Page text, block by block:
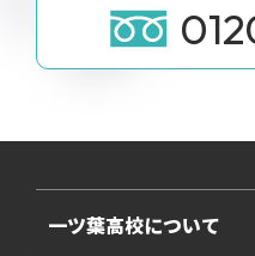
一ツ葉高校について